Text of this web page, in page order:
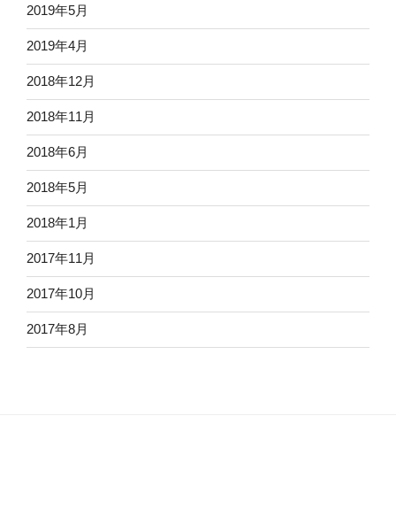
2019年5月
2019年4月
2018年12月
2018年11月
2018年6月
2018年5月
2018年1月
2017年11月
2017年10月
2017年8月